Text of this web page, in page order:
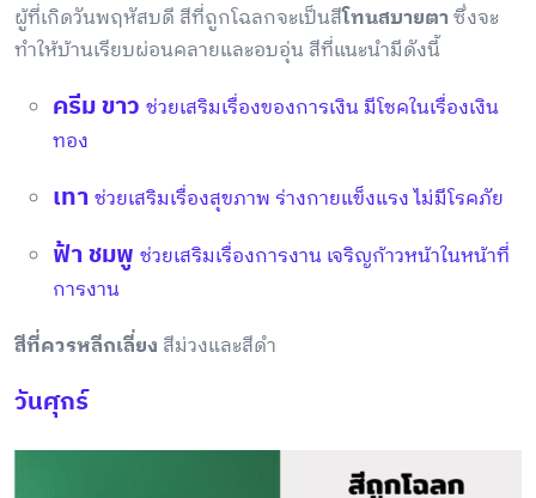
ผู้ที่เกิดวันพฤหัสบดี สีที่ถูกโฉลกจะเป็นสีโทนสบายตาซึ่งจะ
ทำให้บ้านเรียบผ่อนคลายและอบอุ่น สีที่แนะนำมีดังนี้
ครีม ขาว ช่วยเสริมเรื่องของการเงิน มีโชคในเรื่องเงิน
ทอง
เทาช่วยเสริมเรื่องสุขภาพ ร่างกายแข็งแรง ไม่มีโรคภัย
ฟ้า ชมพู ช่วยเสริมเรื่องการงาน เจริญก้าวหน้าในหน้าที่
การงาน
สีที่ควรหลีกเลี่ยง สีม่วงและสีดำ
วันศุกร์